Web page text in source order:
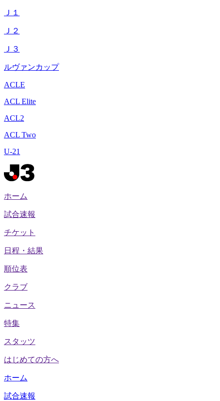
Ｊ１
Ｊ２
Ｊ３
ルヴァンカップ
ACLE
ACL Elite
ACL2
ACL Two
U-21
ホーム
試合速報
チケット
日程・結果
順位表
クラブ
ニュース
特集
スタッツ
はじめての方へ
ホーム
試合速報